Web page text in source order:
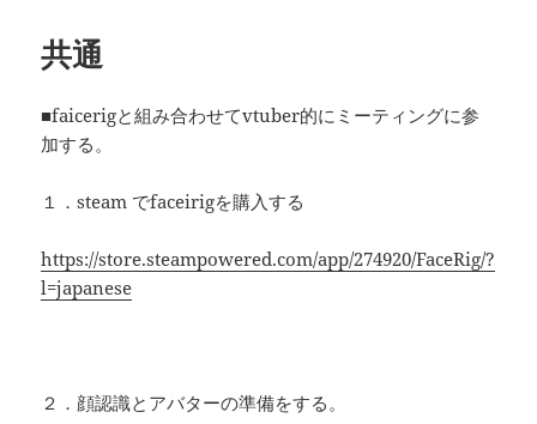
共通
■faicerigと組み合わせてvtuber的にミーティングに参
加する。
１．steam でfaceirigを購入する
https://store.steampowered.com/app/274920/FaceRig/?
l=japanese
２．顔認識とアバターの準備をする。